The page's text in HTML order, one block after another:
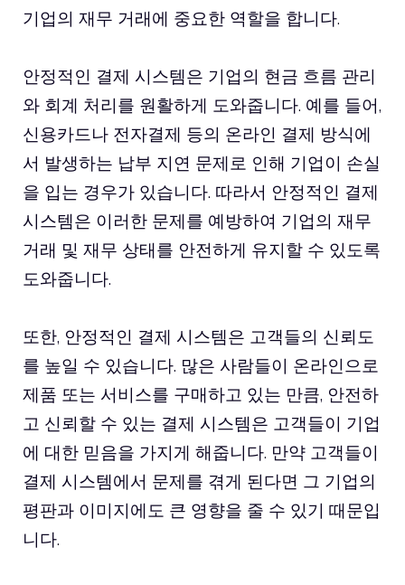
기업의 재무 거래에 중요한 역할을 합니다.
안정적인 결제 시스템은 기업의 현금 흐름 관리
와 회계 처리를 원활하게 도와줍니다. 예를 들어,
신용카드나 전자결제 등의 온라인 결제 방식에
서 발생하는 납부 지연 문제로 인해 기업이 손실
을 입는 경우가 있습니다. 따라서 안정적인 결제
시스템은 이러한 문제를 예방하여 기업의 재무
거래 및 재무 상태를 안전하게 유지할 수 있도록
도와줍니다.
또한, 안정적인 결제 시스템은 고객들의 신뢰도
를 높일 수 있습니다. 많은 사람들이 온라인으로
제품 또는 서비스를 구매하고 있는 만큼, 안전하
고 신뢰할 수 있는 결제 시스템은 고객들이 기업
에 대한 믿음을 가지게 해줍니다. 만약 고객들이
결제 시스템에서 문제를 겪게 된다면 그 기업의
평판과 이미지에도 큰 영향을 줄 수 있기 때문입
니다.